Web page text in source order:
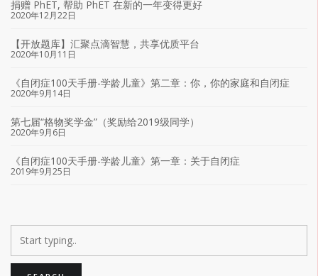
捐赠 PhET, 帮助 PhET 在新的一年变得更好
2020年12月22日
【开放题库】汇聚点滴智慧，共享优质平台
2020年10月11日
《自闭症100天手册-学龄儿童》第二章：你，你的家庭和自闭症
2020年9月14日
第七届“格物奖学金”（奖励给2019级同学）
2020年9月6日
《自闭症100天手册-学龄儿童》第一章：关于自闭症
2019年9月25日